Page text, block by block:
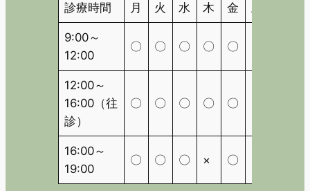
診療時間 月 火 水 木 金 土
9:00～
12:00
〇 〇 〇 〇 〇
12:00～
16:00（往
診）
〇 〇 〇 〇 〇
16:00～
19:00
〇 〇 〇 × 〇